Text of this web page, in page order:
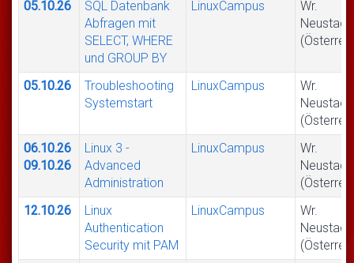
05.10.26
SQL Datenbank
Abfragen mit
SELECT, WHERE
und GROUP BY
LinuxCampus
Wr.
Neustadt
05.10.26
Troubleshooting
Systemstart
LinuxCampus
Wr.
Neustadt
06.10.26
09.10.26
Linux 3 -
Advanced
Administration
LinuxCampus
Wr.
Neustadt
12.10.26
Linux
Authentication
Security mit PAM
LinuxCampus
Wr.
Neustadt